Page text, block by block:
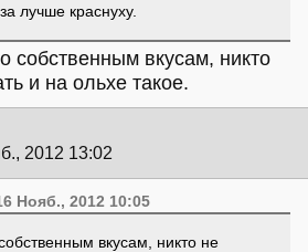
лучше краснуху.
собственным вкусам, никто
и на ольхе такое.
2012 13:02
Нояб., 2012 10:05
вкусам, никто не